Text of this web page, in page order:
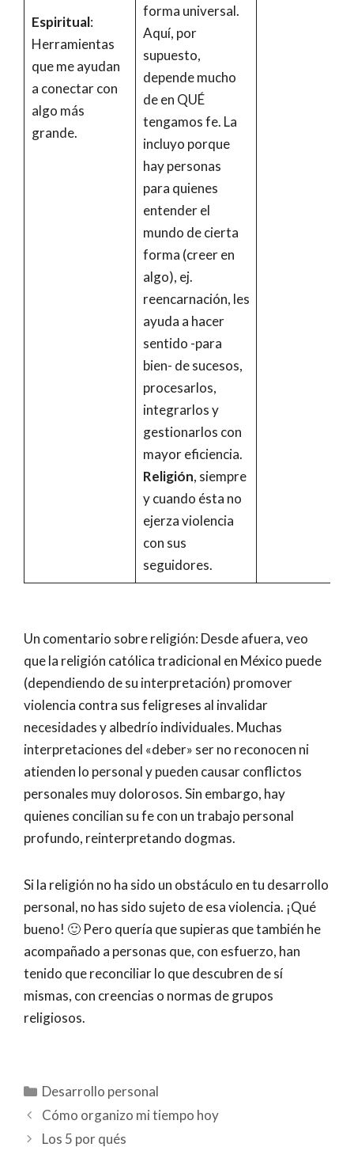
Espiritual:
Herramientas
que me ayudan
a conectar con
algo más
grande.
forma universal.
Aquí, por
supuesto,
depende mucho
de en QUÉ
tengamos fe. La
incluyo porque
hay personas
para quienes
entender el
mundo de cierta
forma (creer en
algo), ej.
reencarnación, les
ayuda a hacer
sentido -para
bien- de sucesos,
procesarlos,
integrarlos y
gestionarlos con
mayor eficiencia.
Religión, siempre
y cuando ésta no
ejerza violencia
con sus
seguidores.
Un comentario sobre religión: Desde afuera, veo
que la religión católica tradicional en México puede
(dependiendo de su interpretación) promover
violencia contra sus feligreses al invalidar
necesidades y albedrío individuales. Muchas
interpretaciones del «deber» ser no reconocen ni
atienden lo personal y pueden causar conflictos
personales muy dolorosos. Sin embargo, hay
quienes concilian su fe con un trabajo personal
profundo, reinterpretando dogmas.
Si la religión no ha sido un obstáculo en tu desarrollo
personal, no has sido sujeto de esa violencia. ¡Qué
bueno! 🙂 Pero quería que supieras que también he
acompañado a personas que, con esfuerzo, han
tenido que reconciliar lo que descubren de sí
mismas, con creencias o normas de grupos
religiosos.
Categorías
Desarrollo personal
Cómo organizo mi tiempo hoy
Los 5 por qués